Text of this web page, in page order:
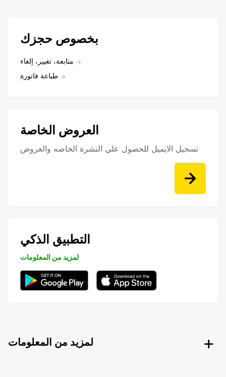
بخصوص حجزك
متابعة، تغيير، إلغاء
طباعة فاتورة
العروض الخاصة
تسجيل الايميل للحصول علي النشرة الخاصه والعروض
التطبيق الذكي
لمزيد من المعلومات
لمزيد من المعلومات